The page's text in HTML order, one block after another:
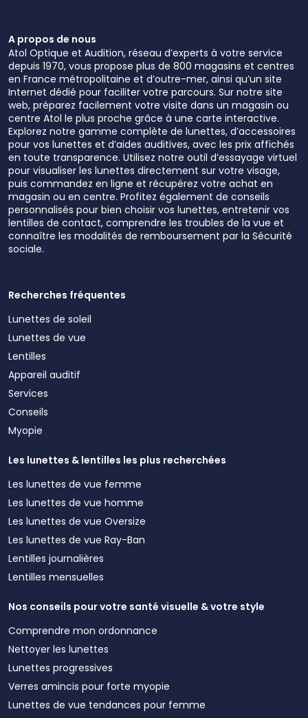
A propos de nous
Atol Optique et Audition, réseau d’experts à votre service
depuis 1970, vous propose plus de 800 magasins et centres
en France métropolitaine et d’outre-mer, ainsi qu’un site
Internet dédié pour faciliter votre parcours. Sur notre site
web, préparez facilement votre visite dans un magasin ou
centre Atol le plus proche grâce à une carte interactive.
Explorez notre gamme complète de lunettes, d’accessoires
pour vos lunettes et d’aides auditives, avec les prix affichés
en toute transparence. Utilisez notre outil d’essayage virtuel
pour visualiser les lunettes directement sur votre visage,
puis commandez en ligne et récupérez votre achat en
magasin ou en centre. Profitez également de conseils
personnalisés pour bien choisir vos lunettes, entretenir vos
lentilles de contact, comprendre les troubles de la vue et
connaître les modalités de remboursement par la Sécurité
sociale.
Recherches fréquentes
Lunettes de soleil
Lunettes de vue
Lentilles
Appareil auditif
Services
Conseils
Myopie
Les lunettes & lentilles les plus recherchées
Les lunettes de vue femme
Les lunettes de vue homme
Les lunettes de vue Oversize
Les lunettes de vue Ray-Ban
Lentilles journalières
Lentilles mensuelles
Nos conseils pour votre santé visuelle & votre style
Comprendre mon ordonnance
Nettoyer les lunettes
Lunettes progressives
Verres amincis pour forte myopie
Lunettes de vue tendances pour femme